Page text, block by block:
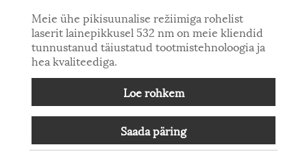
Meie ühe pikisuunalise režiimiga rohelist
laserit lainepikkusel 532 nm on meie kliendid
tunnustanud täiustatud tootmistehnoloogia ja
hea kvaliteediga.
Loe rohkem
Saada päring